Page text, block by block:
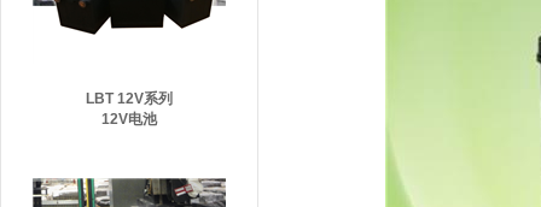
LBT 12V系列
12V电池